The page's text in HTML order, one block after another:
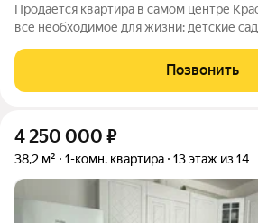
Продается квартира в самом центре
все необходимое для жизни: детские
скверы, до набережной и улицы
Звоните, отвечу на все вопросы по
Позвонить
4 250 000 ₽
38,2 м² 1-комн. квартира 13 этаж из 14